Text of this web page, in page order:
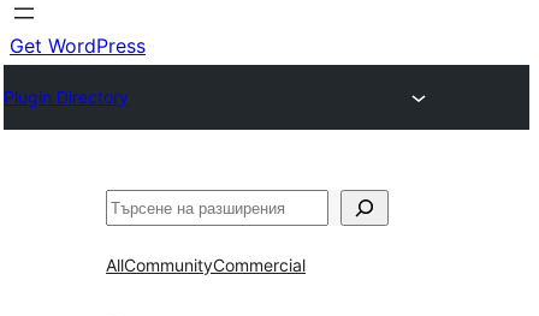
Get WordPress
Plugin Directory
Търсене
AllCommunityCommercial